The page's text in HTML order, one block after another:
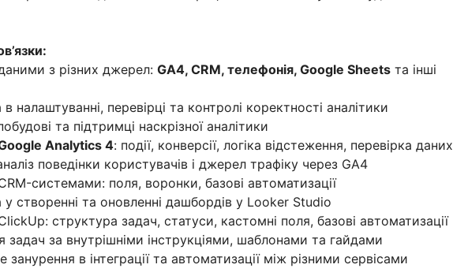
з різних джерел: GA4, CRM, телефонія, Google Sheets та інші
налаштуванні, перевірці та контролі коректності аналітики
та підтримці наскрізної аналітики
Analytics 4: події, конверсії, логіка відстеження, перевірка даних
поведінки користувачів і джерел трафіку через GA4
системами: поля, воронки, базові автоматизації
створенні та оновленні дашбордів у Looker Studio
структура задач, статуси, кастомні поля, базові автоматизації
задач за внутрішніми інструкціями, шаблонами та гайдами
занурення в інтеграції та автоматизації між різними сервісами